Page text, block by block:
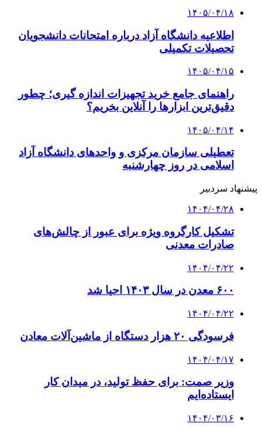
۱۴۰۵/۰۴/۱۸
اطلاعیه دانشگاه آزاد درباره امتحانات دانشجویان
تحصیلات تکمیلی
۱۴۰۵/۰۴/۱۵
راهنمای جامع خرید تجهیزات اندازه گیری؛ چطور
دقیق‌ترین ابزارها را آنلاین بخریم؟
۱۴۰۵/۰۴/۱۴
تعطیلی سازمان مرکزی و واحدهای دانشگاه آزاد
اسلامی در روز چهارشنبه
پیشنهاد سردبیر
۱۴۰۴/۰۴/۲۸
تشکیل کارگروه ویژه برای عبور از چالش‌های
صادرات معدنی
۱۴۰۴/۰۴/۲۲
۶۰۰ معدن در سال ۱۴۰۳ احیا شد
۱۴۰۴/۰۴/۲۲
فرسودگی ۲۰ هزار دستگاه از ماشین‌آلات معادن
۱۴۰۴/۰۴/۱۷
وزیر صمت: برای حفظ تولید، در میدان کار
ایستاده‌ایم
۱۴۰۴/۰۳/۱۶